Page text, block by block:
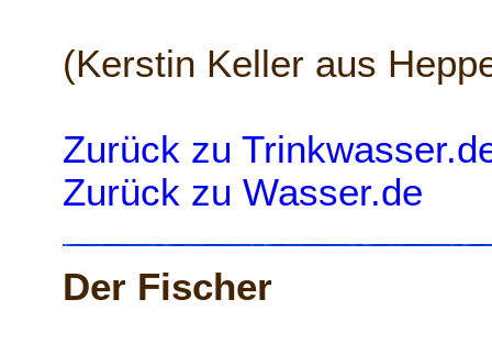
(Kerstin Keller aus
Zurück zu
Zurück zu Wasser.de
Der Fischer